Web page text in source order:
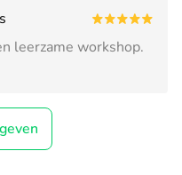
leerzame workshop.